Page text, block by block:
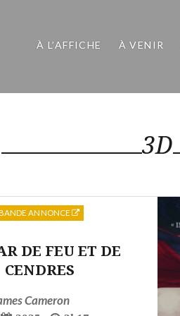
À L’AFFICHE À VENIR
3D
DE FEU ET DE
CENDRES
Cameron
ANNONCE